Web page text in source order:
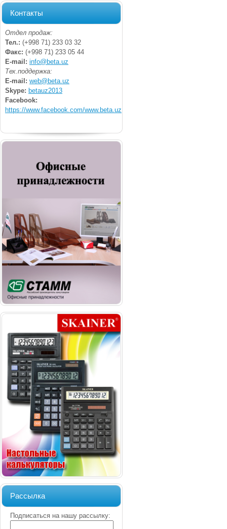
Контакты
Отдел продаж:
Тел.: (+998 71) 233 03 32
Факс: (+998 71) 233 05 44
E-mail: info@beta.uz
Тех.поддержка:
E-mail: web@beta.uz
Skype: betauz2013
Facebook:
https://www.facebook.com/www.beta.uz
Рассылка
Подписаться на нашу рассылку: